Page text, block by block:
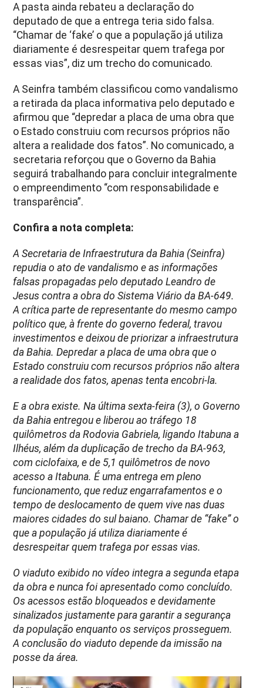
A pasta ainda rebateu a declaração do
deputado de que a entrega teria sido falsa.
“Chamar de ‘fake’ o que a população já utiliza
diariamente é desrespeitar quem trafega por
essas vias”, diz um trecho do comunicado.
A Seinfra também classificou como vandalismo
a retirada da placa informativa pelo deputado e
afirmou que “depredar a placa de uma obra que
o Estado construiu com recursos próprios não
altera a realidade dos fatos”. No comunicado, a
secretaria reforçou que o Governo da Bahia
seguirá trabalhando para concluir integralmente
o empreendimento “com responsabilidade e
transparência”.
Confira a nota completa:
A Secretaria de Infraestrutura da Bahia (Seinfra)
repudia o ato de vandalismo e as informações
falsas propagadas pelo deputado Leandro de
Jesus contra a obra do Sistema Viário da BA-649.
A crítica parte de representante do mesmo campo
político que, à frente do governo federal, travou
investimentos e deixou de priorizar a infraestrutura
da Bahia. Depredar a placa de uma obra que o
Estado construiu com recursos próprios não altera
a realidade dos fatos, apenas tenta encobri-la.
E a obra existe. Na última sexta-feira (3), o Governo
da Bahia entregou e liberou ao tráfego 18
quilômetros da Rodovia Gabriela, ligando Itabuna a
Ilhéus, além da duplicação de trecho da BA-963,
com ciclofaixa, e de 5,1 quilômetros de novo
acesso a Itabuna. É uma entrega em pleno
funcionamento, que reduz engarrafamentos e o
tempo de deslocamento de quem vive nas duas
maiores cidades do sul baiano. Chamar de “fake” o
que a população já utiliza diariamente é
desrespeitar quem trafega por essas vias.
O viaduto exibido no vídeo integra a segunda etapa
da obra e nunca foi apresentado como concluído.
Os acessos estão bloqueados e devidamente
sinalizados justamente para garantir a segurança
da população enquanto os serviços prosseguem.
A conclusão do viaduto depende da imissão na
posse da área.